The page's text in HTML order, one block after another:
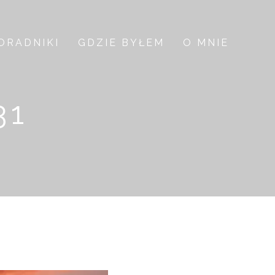
GDZIE BYŁEM O MNIE